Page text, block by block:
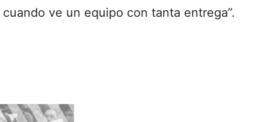
ve un equipo con tanta entrega”.